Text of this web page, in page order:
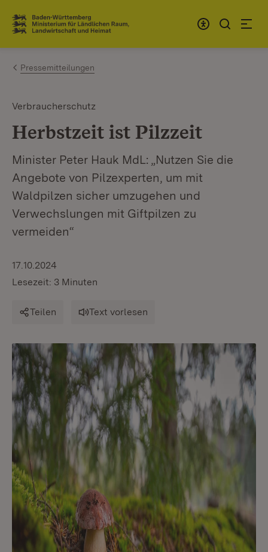
Zum Inhalt springen
Link zur Startseite
Pressemitteilungen
Verbraucherschutz
Herbstzeit ist Pilzzeit
Minister Peter Hauk MdL: „Nutzen Sie die
Angebote von Pilzexperten, um mit
Waldpilzen sicher umzugehen und
Verwechslungen mit Giftpilzen zu
vermeiden“
17.10.2024
Lesezeit: 3 Minuten
Teilen Text vorlesen